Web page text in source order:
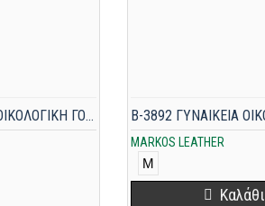
B-3888 ΓΥΝΑΙΚΕΙΑ ΟΙΚΟΛΟΓΙΚΗ ΓΟΥΝΑ ΑΣΠΡΟΜΑΥΡΗ
MARKOS LEATHER
M
Καλάθι